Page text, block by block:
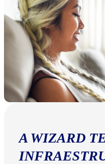
A WIZARD